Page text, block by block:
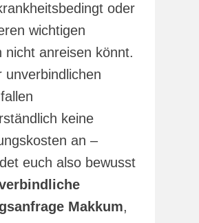
oder
wichtigen
nicht anreisen könnt.
unverbindlichen
keine
an –
euch also bewusst
Makkum,